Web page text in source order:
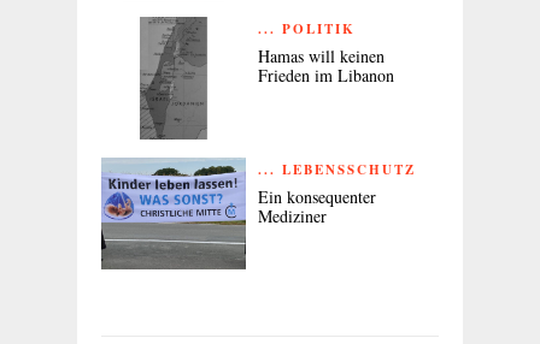
... POLITIK
Hamas will keinen
Frieden im Libanon
... LEBENSSCHUTZ
Ein konsequenter
Mediziner